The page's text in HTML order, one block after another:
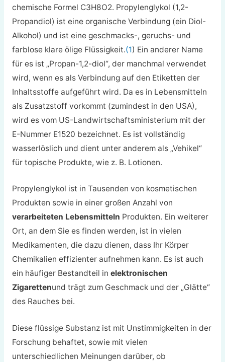
chemische Formel C3H8O2. Propylenglykol (1,2-
Propandiol) ist eine organische Verbindung (ein Diol-
Alkohol) und ist eine geschmacks-, geruchs- und
farblose klare ölige Flüssigkeit.(1) Ein anderer Name
für es ist „Propan-1,2-diol“, der manchmal verwendet
wird, wenn es als Verbindung auf den Etiketten der
Inhaltsstoffe aufgeführt wird. Da es in Lebensmitteln
als Zusatzstoff vorkommt (zumindest in den USA),
wird es vom US-Landwirtschaftsministerium mit der
E-Nummer E1520 bezeichnet. Es ist vollständig
wasserlöslich und dient unter anderem als „Vehikel“
für topische Produkte, wie z. B. Lotionen.
Propylenglykol ist in Tausenden von kosmetischen
Produkten sowie in einer großen Anzahl von
verarbeiteten Lebensmitteln Produkten. Ein weiterer
Ort, an dem Sie es finden werden, ist in vielen
Medikamenten, die dazu dienen, dass Ihr Körper
Chemikalien effizienter aufnehmen kann. Es ist auch
ein häufiger Bestandteil in elektronischen
Zigarettenund trägt zum Geschmack und der „Glätte“
des Rauches bei.
Diese flüssige Substanz ist mit Unstimmigkeiten in der
Forschung behaftet, sowie mit vielen
unterschiedlichen Meinungen darüber, ob